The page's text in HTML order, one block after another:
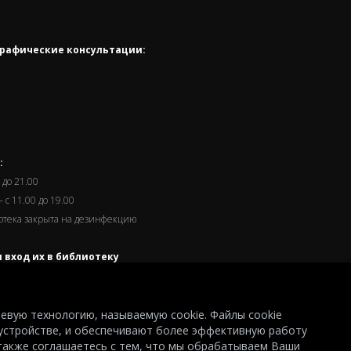
консультации:
21.00
с 11.00 до 19.00
закрыта на дезинфекцию
их в библиотеку
© 2026
технологию, называемую cookie. Файлы cookie
и обеспечивают более эффективную работу
соглашаетесь с тем, что мы обрабатываем Ваши